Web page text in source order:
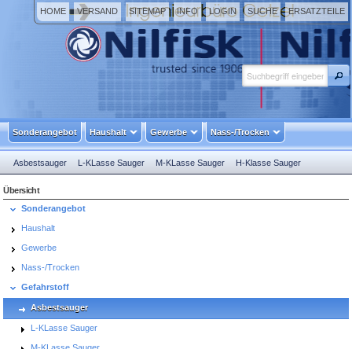
HOME VERSAND SITEMAP INFO LOGIN SUCHE ERSATZTEILE
Sonderangebot Haushalt Gewerbe Nass-/Trocken
Asbestsauger L-KLasse Sauger M-KLasse Sauger H-Klasse Sauger
Übersicht
Sonderangebot
Haushalt
Gewerbe
Nass-/Trocken
Gefahrstoff
Asbestsauger
L-KLasse Sauger